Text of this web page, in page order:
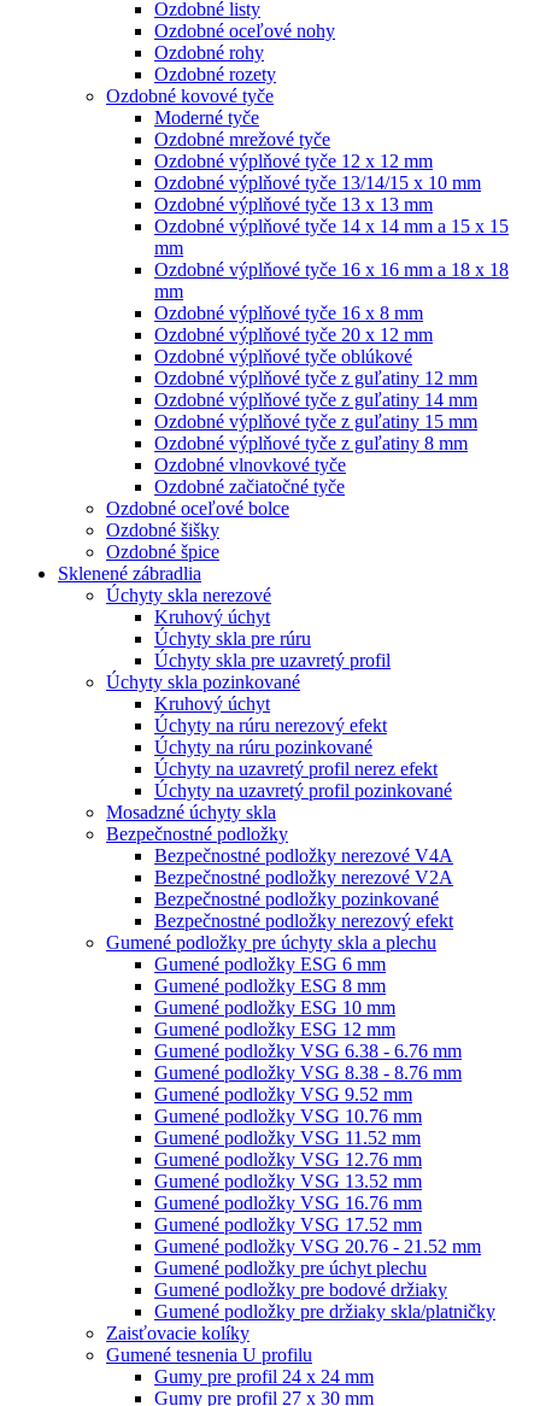
Ozdobné listy
Ozdobné oceľové nohy
Ozdobné rohy
Ozdobné rozety
Ozdobné kovové tyče
Moderné tyče
Ozdobné mrežové tyče
Ozdobné výplňové tyče 12 x 12 mm
Ozdobné výplňové tyče 13/14/15 x 10 mm
Ozdobné výplňové tyče 13 x 13 mm
Ozdobné výplňové tyče 14 x 14 mm a 15 x 15
mm
Ozdobné výplňové tyče 16 x 16 mm a 18 x 18
mm
Ozdobné výplňové tyče 16 x 8 mm
Ozdobné výplňové tyče 20 x 12 mm
Ozdobné výplňové tyče oblúkové
Ozdobné výplňové tyče z guľatiny 12 mm
Ozdobné výplňové tyče z guľatiny 14 mm
Ozdobné výplňové tyče z guľatiny 15 mm
Ozdobné výplňové tyče z guľatiny 8 mm
Ozdobné vlnovkové tyče
Ozdobné začiatočné tyče
Ozdobné oceľové bolce
Ozdobné šišky
Ozdobné špice
Sklenené zábradlia
Úchyty skla nerezové
Kruhový úchyt
Úchyty skla pre rúru
Úchyty skla pre uzavretý profil
Úchyty skla pozinkované
Kruhový úchyt
Úchyty na rúru nerezový efekt
Úchyty na rúru pozinkované
Úchyty na uzavretý profil nerez efekt
Úchyty na uzavretý profil pozinkované
Mosadzné úchyty skla
Bezpečnostné podložky
Bezpečnostné podložky nerezové V4A
Bezpečnostné podložky nerezové V2A
Bezpečnostné podložky pozinkované
Bezpečnostné podložky nerezový efekt
Gumené podložky pre úchyty skla a plechu
Gumené podložky ESG 6 mm
Gumené podložky ESG 8 mm
Gumené podložky ESG 10 mm
Gumené podložky ESG 12 mm
Gumené podložky VSG 6.38 - 6.76 mm
Gumené podložky VSG 8.38 - 8.76 mm
Gumené podložky VSG 9.52 mm
Gumené podložky VSG 10.76 mm
Gumené podložky VSG 11.52 mm
Gumené podložky VSG 12.76 mm
Gumené podložky VSG 13.52 mm
Gumené podložky VSG 16.76 mm
Gumené podložky VSG 17.52 mm
Gumené podložky VSG 20.76 - 21.52 mm
Gumené podložky pre úchyt plechu
Gumené podložky pre bodové držiaky
Gumené podložky pre držiaky skla/platničky
Zaisťovacie kolíky
Gumené tesnenia U profilu
Gumy pre profil 24 x 24 mm
Gumy pre profil 27 x 30 mm